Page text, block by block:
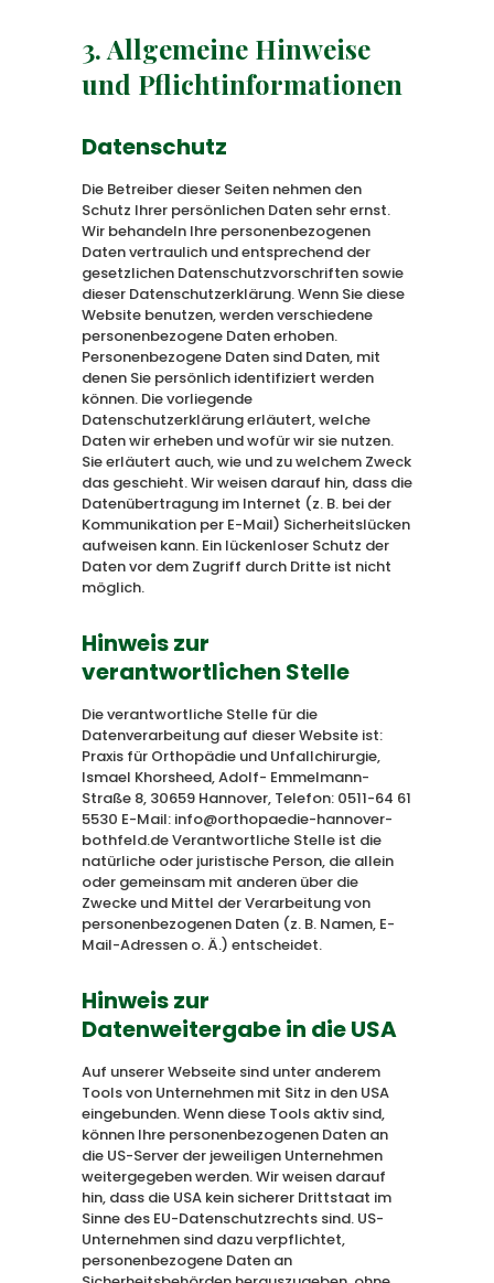
3. Allgemeine Hinweise
und Pflicht­informationen
Datenschutz
Die Betreiber dieser Seiten nehmen den
Schutz Ihrer persönlichen Daten sehr ernst.
Wir behandeln Ihre personenbezogenen
Daten vertraulich und entsprechend der
gesetzlichen Datenschutzvorschriften sowie
dieser Datenschutzerklärung. Wenn Sie diese
Website benutzen, werden verschiedene
personenbezogene Daten erhoben.
Personenbezogene Daten sind Daten, mit
denen Sie persönlich identifiziert werden
können. Die vorliegende
Datenschutzerklärung erläutert, welche
Daten wir erheben und wofür wir sie nutzen.
Sie erläutert auch, wie und zu welchem Zweck
das geschieht. Wir weisen darauf hin, dass die
Datenübertragung im Internet (z. B. bei der
Kommunikation per E-Mail) Sicherheitslücken
aufweisen kann. Ein lückenloser Schutz der
Daten vor dem Zugriff durch Dritte ist nicht
möglich.
Hinweis zur
verantwortlichen Stelle
Die verantwortliche Stelle für die
Datenverarbeitung auf dieser Website ist:
Praxis für Orthopädie und Unfallchirurgie,
Ismael Khorsheed, Adolf- Emmelmann-
Straße 8, 30659 Hannover, Telefon: 0511-64 61
5530 E-Mail: info@orthopaedie-hannover-
bothfeld.de Verantwortliche Stelle ist die
natürliche oder juristische Person, die allein
oder gemeinsam mit anderen über die
Zwecke und Mittel der Verarbeitung von
personenbezogenen Daten (z. B. Namen, E-
Mail-Adressen o. Ä.) entscheidet.
Hinweis zur
Datenweitergabe in die USA
Auf unserer Webseite sind unter anderem
Tools von Unternehmen mit Sitz in den USA
eingebunden. Wenn diese Tools aktiv sind,
können Ihre personenbezogenen Daten an
die US-Server der jeweiligen Unternehmen
weitergegeben werden. Wir weisen darauf
hin, dass die USA kein sicherer Drittstaat im
Sinne des EU-Datenschutzrechts sind. US-
Unternehmen sind dazu verpflichtet,
personenbezogene Daten an